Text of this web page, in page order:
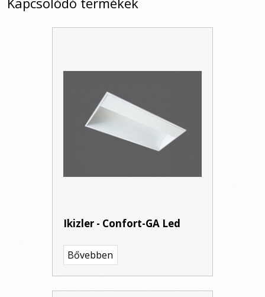
Ikizler - Confort-GA Led
Bővebben